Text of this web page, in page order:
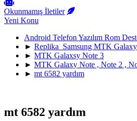
Okunmamış İletiler
Yeni Konu
Android Telefon Yazılım Rom
► Replika Samsung MTK
► MTK Galaxsy Note 3
► MTK Galaxy Note , Note 2 ,
► mt 6582 yardım
mt 6582 yardım